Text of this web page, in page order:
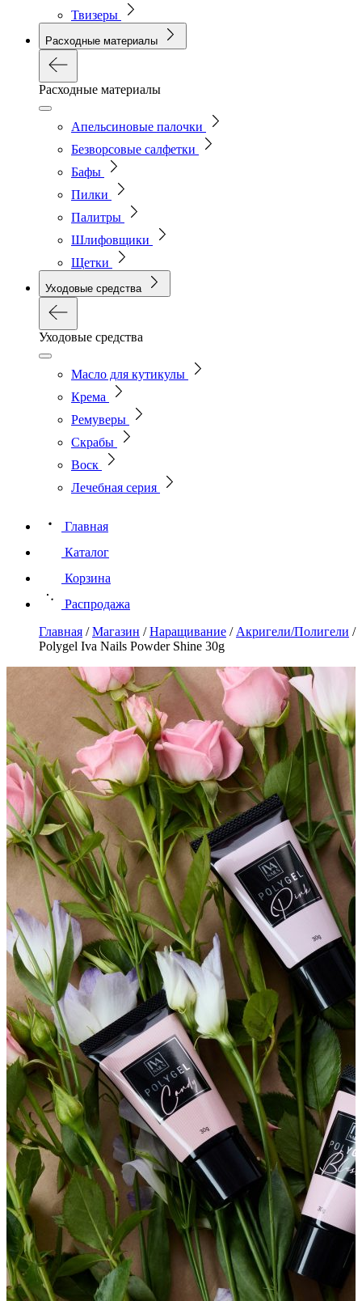
Твизеры
Расходные материалы
Расходные материалы
Апельсиновые палочки
Безворсовые салфетки
Бафы
Пилки
Палитры
Шлифовщики
Щетки
Уходовые средства
Уходовые средства
Масло для кутикулы
Крема
Ремуверы
Скрабы
Воск
Лечебная серия
Главная
Каталог
Корзина
Распродажа
Главная /Магазин /Наращивание / Акригели/Полигели /
Polygel Iva Nails Powder Shine 30g